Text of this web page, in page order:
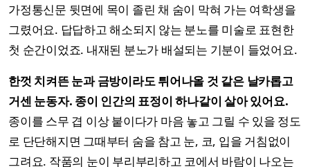
가정통신문 뒷면에 목이 졸린 채 숨이 막혀 가는 여학생을
그렸어요. 답답하고 해소되지 않는 분노를 미술로 표현한
첫 순간이었죠. 내재된 분노가 배설되는 기분이 들었어요.
한껏 치켜뜬 눈과 금방이라도 튀어나올 것 같은 날카롭고
거센 눈동자. 종이 인간의 표정이 하나같이 살아 있어요.
종이를 스무 겹 이상 붙이다가 마음 놓고 그릴 수 있을 정도
로 단단해지면 그때부터 숨을 참고 눈, 코, 입을 거침없이
그려요. 작품의 눈이 부리부리하고 코에서 바람이 나오는